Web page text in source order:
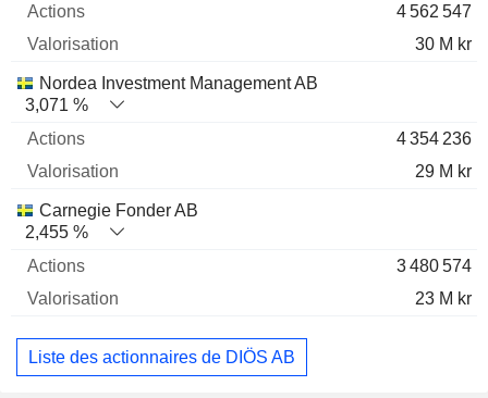
4 562 547
30 M kr
Nordea Investment Management AB
3,071 %
4 354 236
29 M kr
Carnegie Fonder AB
2,455 %
3 480 574
23 M kr
Liste des actionnaires de DIÖS AB